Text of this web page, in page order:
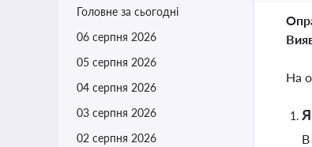
Головне за сьогодні
06 серпня 2026
05 серпня 2026
04 серпня 2026
03 серпня 2026
02 серпня 2026
На
В